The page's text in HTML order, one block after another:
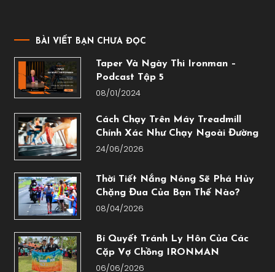
BÀI VIẾT BẠN CHƯA ĐỌC
Taper Và Ngày Thi Ironman –
Podcast Tập 5
08/01/2024
Cách Chạy Trên Máy Treadmill
Chính Xác Như Chạy Ngoài Đường
24/06/2026
Thời Tiết Nắng Nóng Sẽ Phá Hủy
Chặng Đua Của Bạn Thế Nào?
08/04/2026
Bí Quyết Tránh Ly Hôn Của Các
Cặp Vợ Chồng IRONMAN
06/06/2026